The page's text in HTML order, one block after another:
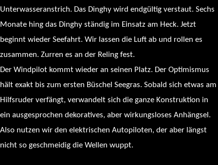
Unterwasseranstrich. Das Dinghy wird endgültig verstaut. Sechs
Monate hing das Dinghy ständig im Einsatz am Heck. Jetzt
beginnt wieder Seefahrt. Wir lassen die Luft ab und rollen es
zusammen. Zurren es an der Reling fest.
Der Windpilot kommt wieder an seinen Platz. Der Optimismus
hält exakt bis zum ersten Büschel Seegras. Sobald sich etwas am
Hilfsruder verfängt, verwandelt sich die ganze Konstruktion in
ein ausgesprochen dekoratives, aber wirkungsloses Anhängsel.
Also nutzen wir den elektrischen Autopiloten, der aber längst
nicht so geschmeidig die Wellen wuppt.